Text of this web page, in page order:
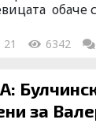
обаче
21 6342
за